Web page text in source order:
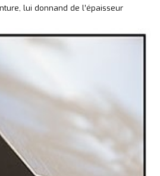
lui donnand de l’épaisseur